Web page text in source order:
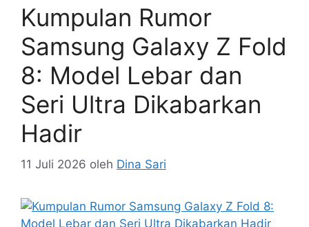
Kumpulan Rumor
Samsung Galaxy Z Fold
8: Model Lebar dan
Seri Ultra Dikabarkan
Hadir
11 Juli 2026 oleh Dina Sari